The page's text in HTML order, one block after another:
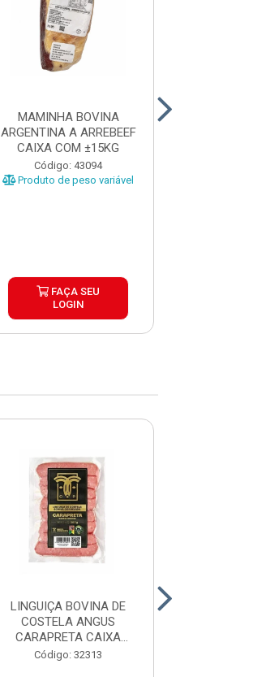
MAMINHA BOVINA
ARGENTINA A ARREBEEF
CAIXA COM ±15KG
Código: 43094
Produto de peso variável
FAÇA SEU
LOGIN
LINGUIÇA BOVINA DE
COSTELA ANGUS
CARAPRETA CAIXA
24X300G
Código: 32313